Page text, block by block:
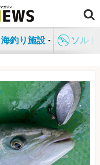
海釣り施設 ソル